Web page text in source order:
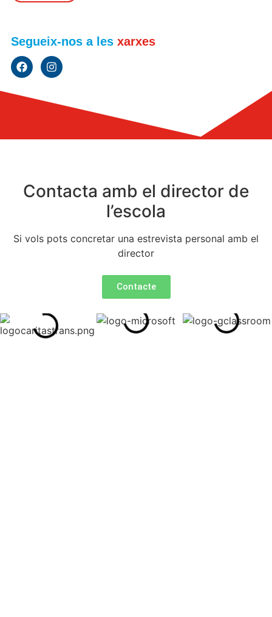
Segueix-nos a les xarxes
Contacta amb el director de
l’escola
Si vols pots concretar una estrevista personal amb el
director
Contacte